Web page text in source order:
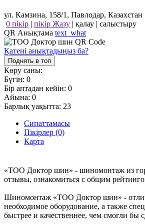
ул. Камзина, 158/1, Павлодар, Казахстан
0 пікір | пікір Жазу | қалау | салыстыру
QR Анықтама text_what
Қатені анықтадыңыз ба?
Поднять в топ
Көру саны:
Бүгін: 0
Бір аптадан кейін: 0
Айына: 0
Барлық уақытта: 23
Сипаттамасы
Пікірлер (0)
Карта
«ТОО Доктор шин» - шиномонтаж из
отзывы, ознакомиться с общим
Шиномонтаж «ТОО Доктор шин» -
необходимое оборудование, а также
быстрее и качественнее, чем смогли бы